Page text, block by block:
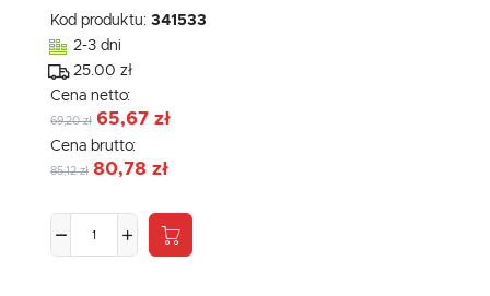
Kod produktu: 341533
2-3 dni
25.00 zł
Cena netto:
69,20 zł 65,67 zł
Cena brutto:
85,12 zł 80,78 zł